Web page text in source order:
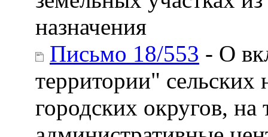
назначения
Письмо 18/553 - О
территории" сельских
городских округов,